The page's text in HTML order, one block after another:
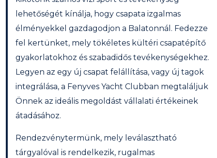
lehetőségét kínálja, hogy csapata izgalmas
élményekkel gazdagodjon a Balatonnál. Fedezze
fel kertünket, mely tökéletes kültéri csapatépítő
gyakorlatokhoz és szabadidős tevékenységekhez.
Legyen az egy új csapat felállítása, vagy új tagok
integrálása, a Fenyves Yacht Clubban megtaláljuk
Önnek az ideális megoldást vállalati értékeinek
átadásához.
Rendezvénytermünk, mely leválasztható
tárgyalóval is rendelkezik, rugalmas